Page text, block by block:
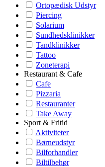
Ortopædisk Udstyr
Piercing
Solarium
Sundhedsklinikker
Tandklinikker
Tattoo
Zoneterapi
Restaurant & Cafe
Cafe
Pizzaria
Restauranter
Take Away
Sport & Fritid
Aktiviteter
Børneudstyr
Bilforhandler
Biltilbehør